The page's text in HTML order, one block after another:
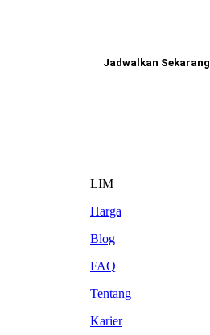
Jadwalkan Sekarang
LIM
Harga
Blog
FAQ
Tentang
Karier